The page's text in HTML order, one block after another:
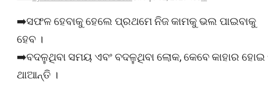
➡️ସଫଳ ହେବାକୁ ହେଲେ ପ୍ରଥମେ ନିଜ କାମକୁ ଭଲ ପାଇବାକୁ
ହେବ ।
➡️ବଦଳୁଥିବା ସମୟ ଏବଂ ବଦଳୁଥିବା ଲୋକ, କେବେ କାହାର ହୋଇ
ଥାଆନ୍ତି ।